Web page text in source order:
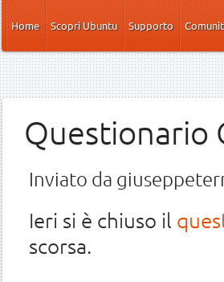
Salta al contenuto principale
Home
Scopri Ubuntu Supporto
Questionario
Inviato da
Ieri si è chiuso il
scorsa.